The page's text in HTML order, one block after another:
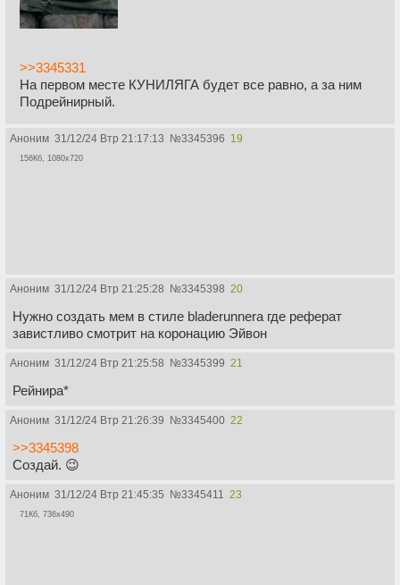
>>3345331
На первом месте КУНИЛЯГА будет все равно, а за ним
Подрейнирный.
Аноним 31/12/24 Втр 21:17:13 №3345396 19
156Кб, 1080x720
Аноним 31/12/24 Втр 21:25:28 №3345398 20
Нужно создать мем в стиле bladerunnera где реферат
завистливо смотрит на коронацию Эйвон
Аноним 31/12/24 Втр 21:25:58 №3345399 21
Рейнира*
Аноним 31/12/24 Втр 21:26:39 №3345400 22
>>3345398
Создай. 😉
Аноним 31/12/24 Втр 21:45:35 №3345411 23
71Кб, 736x490